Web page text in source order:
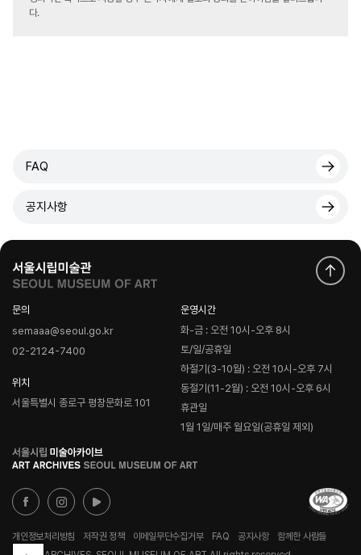
다.
FAQ
공지사항
문의
semaaa@seoul.go.kr
02-2124-7400
위치
서울특별시 종로구 평창문화로 101
운영시간
화-금 : 오전 10시-오후 8시
토/일/공휴일
하절기(3-10월) : 오전 10시-오후 7시
동절기(11-2월) : 오전 10시-오후 6시
휴관일
1월 1일/매주 월요일(공휴일 제외)
로
고
개인정보처리방침 저작권 정책 이메일무단수집거부 FAQ 공지사항
함께한 사람들